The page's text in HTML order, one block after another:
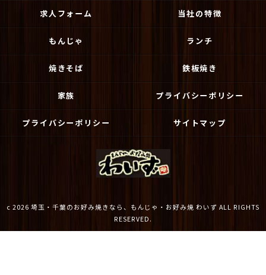
求人フォーム 当社の特徴
もんじゃ ランチ
焼きそば 鉄板焼き
家族 プライバシーポリシー
プライバシーポリシー サイトマップ
c 2026 埼玉・千葉のお好み焼きなら、もんじゃ・お好み焼 わいず ALL RIGHTS
RESERVED.